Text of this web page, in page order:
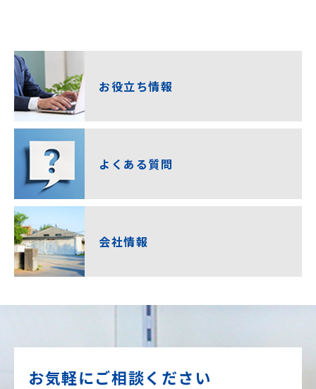
お役立ち情報
よくある質問
会社情報
お気軽にご相談ください